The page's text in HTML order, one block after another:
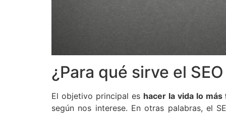
¿Para qué sirve el
El objetivo principal es hacer la vida lo
según nos interese. En otras palabras, el